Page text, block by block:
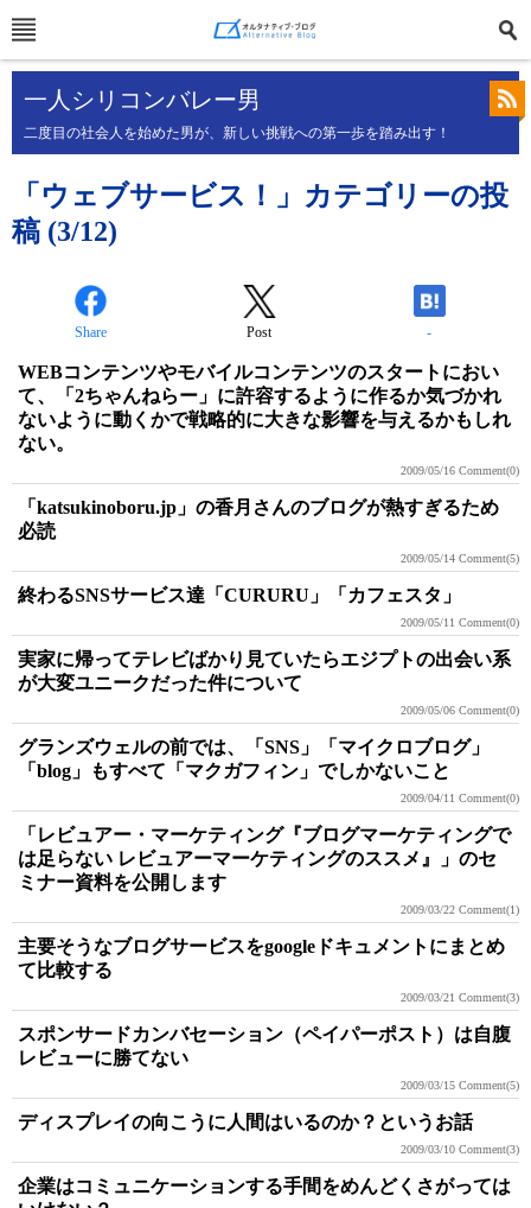
一人シリコンバレー男
二度目の社会人を始めた男が、新しい挑戦への第一歩を踏み出す！
「ウェブサービス！」カテゴリーの投
稿 (3/12)
Share Post -
WEBコンテンツやモバイルコンテンツのスタートにおい
て、「2ちゃんねらー」に許容するように作るか気づかれ
ないように動くかで戦略的に大きな影響を与えるかもしれ
ない。
2009/05/16 Comment(0)
「katsukinoboru.jp」の香月さんのブログが熱すぎるため
必読
2009/05/14 Comment(5)
終わるSNSサービス達「CURURU」「カフェスタ」
2009/05/11 Comment(0)
実家に帰ってテレビばかり見ていたらエジプトの出会い系
が大変ユニークだった件について
2009/05/06 Comment(0)
グランズウェルの前では、「SNS」「マイクロブログ」
「blog」もすべて「マクガフィン」でしかないこと
2009/04/11 Comment(0)
「レビュアー・マーケティング『ブログマーケティングで
は足らない レビュアーマーケティングのススメ』」のセ
ミナー資料を公開します
2009/03/22 Comment(1)
主要そうなブログサービスをgoogleドキュメントにまとめ
て比較する
2009/03/21 Comment(3)
スポンサードカンバセーション（ペイパーポスト）は自腹
レビューに勝てない
2009/03/15 Comment(5)
ディスプレイの向こうに人間はいるのか？というお話
2009/03/10 Comment(3)
企業はコミュニケーションする手間をめんどくさがっては